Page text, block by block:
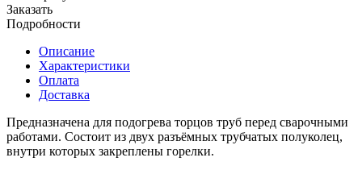
Заказать
Подробности
Описание
Характеристики
Оплата
Доставка
Предназначена для подогрева торцов труб перед сварочными
работами. Состоит из двух разъёмных трубчатых полуколец,
внутри которых закреплены горелки.